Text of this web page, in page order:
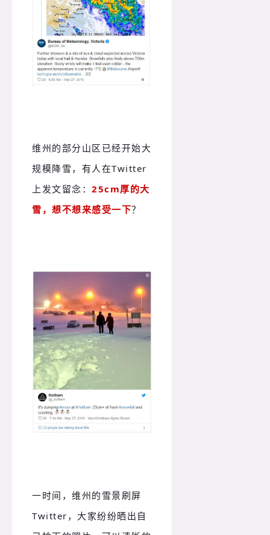
维州的部分山区已经开始大
规模降雪，有人在Twitter
上发文留念： 25cm厚的大
雪，想不想来感受一下？
一时间，维州的雪景刷屏
Twitter，大家纷纷晒出自